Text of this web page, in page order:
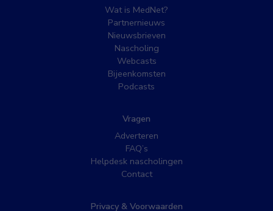
Wat is MedNet?
Partnernieuws
Nieuwsbrieven
Nascholing
Webcasts
Bijeenkomsten
Podcasts
Vragen
Adverteren
FAQ’s
Helpdesk nascholingen
Contact
Privacy & Voorwaarden